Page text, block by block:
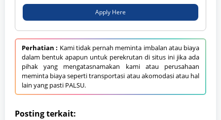
Apply Here
Perhatian : Kami tidak pernah meminta imbalan atau biaya
dalam bentuk apapun untuk perekrutan di situs ini jika ada
pihak yang mengatasnamakan kami atau perusahaan
meminta biaya seperti transportasi atau akomodasi atau hal
lain yang pasti PALSU.
Posting terkait: